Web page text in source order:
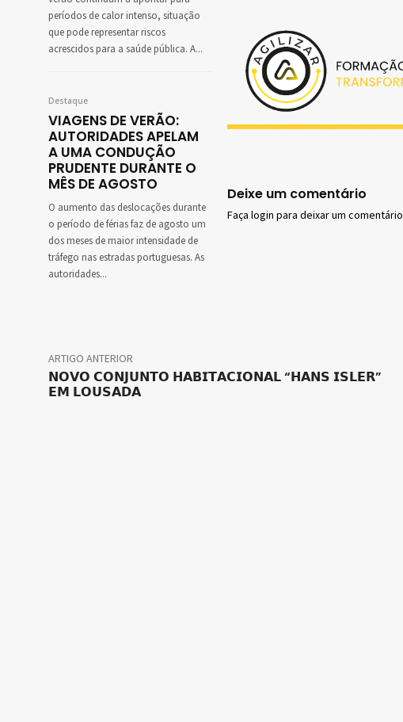
períodos de calor intenso, situação
que pode representar riscos
acrescidos para a saúde pública. A...
Destaque
VIAGENS DE VERÃO:
AUTORIDADES APELAM
A UMA CONDUÇÃO
PRUDENTE DURANTE O
MÊS DE AGOSTO
O aumento das deslocações durante
o período de férias faz de agosto um
dos meses de maior intensidade de
tráfego nas estradas portuguesas. As
autoridades...
Deixe um comentário
Faça login para deixar um comentário
ARTIGO ANTERIOR
𝗡𝗢𝗩𝗢 𝗖𝗢𝗡𝗝𝗨𝗡𝗧𝗢 𝗛𝗔𝗕𝗜𝗧𝗔𝗖𝗜𝗢𝗡𝗔𝗟 “𝗛𝗔𝗡𝗦 𝗜𝗦𝗟𝗘𝗥”
𝗘𝗠 𝗟𝗢𝗨𝗦𝗔𝗗𝗔